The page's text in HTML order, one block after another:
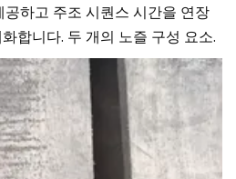
하고 주조 시퀀스 시간을 연장
합니다. 두 개의 노즐 구성 요소.